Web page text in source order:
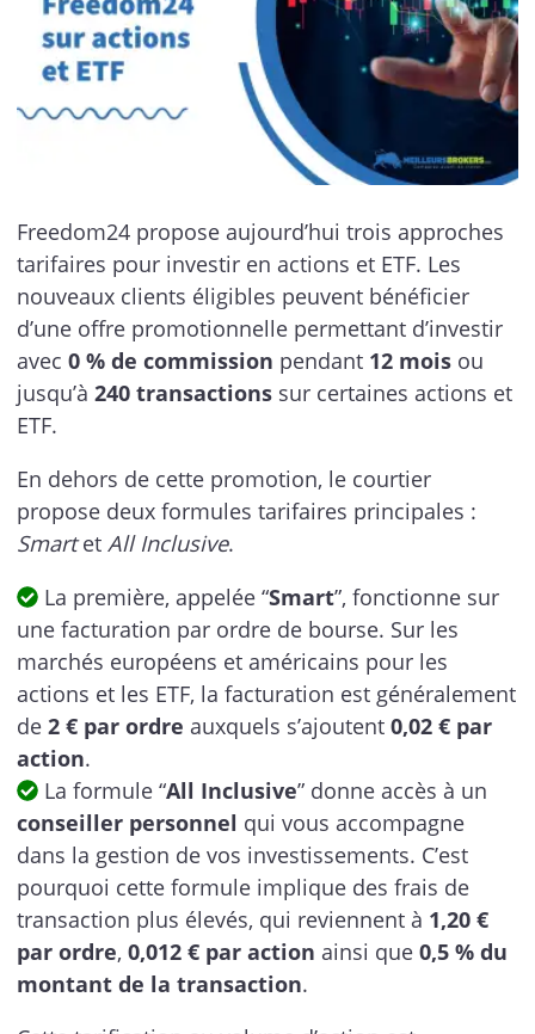
Freedom24 propose aujourd’hui trois approches
tarifaires pour investir en actions et ETF. Les
nouveaux clients éligibles peuvent bénéficier
d’une offre promotionnelle permettant d’investir
avec 0 % de commission pendant 12 moisou
jusqu’à 240 transactionssur certaines actions et
ETF.
En dehors de cette promotion, le courtier
propose deux formules tarifaires principales :
Smartet All Inclusive.
La première, appelée “Smart”, fonctionne sur
une facturation par ordre de bourse. Sur les
marchés européens et américains pour les
actions et les ETF, la facturation est généralement
de 2 € par ordre auxquels s’ajoutent 0,02 € par
action.
La formule “All Inclusive” donne accès à un
conseiller personnel qui vous accompagne
dans la gestion de vos investissements. C’est
pourquoi cette formule implique des frais de
transaction plus élevés, qui reviennent à 1,20 €
par ordre, 0,012 € par action ainsi que 0,5 % du
montant de la transaction.